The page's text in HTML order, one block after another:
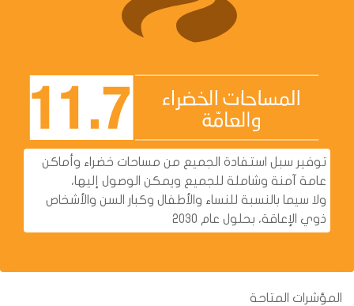
توفير سبل استفادة الجميع من مساحات خضراء وأماكن
عامة آمنة وشاملة للجميع ويمكن الوصول إليها،
ولا سيما بالنسبة للنساء والأطفال وكبار السن والأشخاص
ذوي الإعاقة، بحلول عام 2030
المؤشرات المتاحة